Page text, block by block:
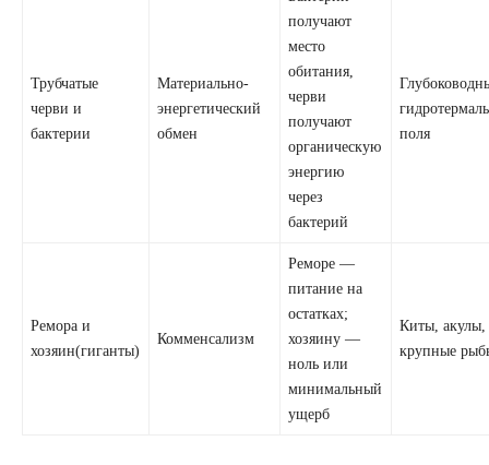
Трубчатые
черви и
бактерии
Материальнo-
энергетический
обмен
получают
место
обитания,
черви
получают
органическую
энергию
через
бактерий
поля
Ремора и
хозяин(гиганты)
Комменсализм
Реморе —
питание на
остатках;
хозяину —
ноль или
минимальный
ущерб
Киты, акулы,
крупные